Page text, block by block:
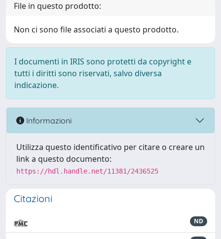
File in questo prodotto:
Non ci sono file associati a questo prodotto.
I documenti in IRIS sono protetti da copyright e
tutti i diritti sono riservati, salvo diversa
indicazione.
Informazioni
Utilizza questo identificativo per citare o creare un
link a questo documento:
https://hdl.handle.net/11381/2436525
Citazioni
ND